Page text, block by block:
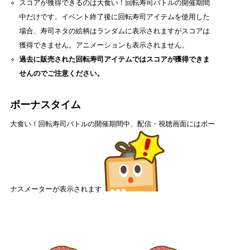
スコアが獲得できるのは大食い！回転寿司バトルの開催期間
中だけです。イベント終了後に回転寿司アイテムを使用した
場合、寿司ネタの絵柄はランダムに表示されますがスコアは
獲得できません。アニメーションも表示されません。
過去に販売された回転寿司アイテムではスコアが獲得できま
せんのでご注意ください。
ボーナスタイム
大食い！回転寿司バトルの開催期間中、配信・視聴画面にはボー
ナスメーターが表示されます